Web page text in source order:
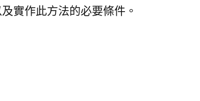
實作此方法的必要條件。